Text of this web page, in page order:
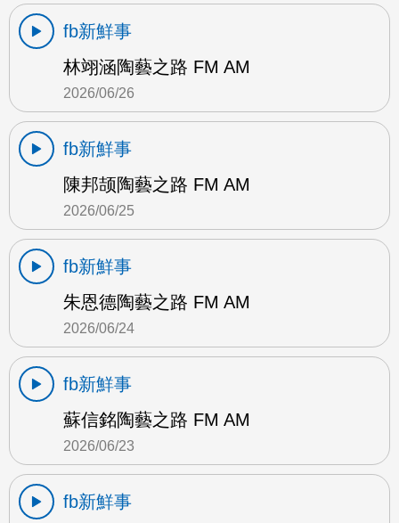
fb新鮮事
林翊涵陶藝之路 FM AM
2026/06/26
fb新鮮事
陳邦颉陶藝之路 FM AM
2026/06/25
fb新鮮事
朱恩德陶藝之路 FM AM
2026/06/24
fb新鮮事
蘇信銘陶藝之路 FM AM
2026/06/23
fb新鮮事